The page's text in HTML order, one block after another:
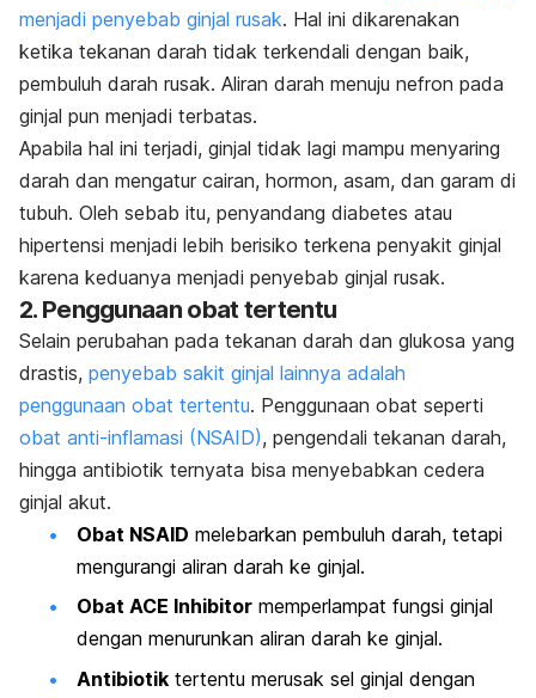
menjadi penyebab ginjal rusak. Hal ini dikarenakan
ketika tekanan darah tidak terkendali dengan baik,
pembuluh darah rusak. Aliran darah menuju nefron pada
ginjal pun menjadi terbatas.
Apabila hal ini terjadi, ginjal tidak lagi mampu menyaring
darah dan mengatur cairan, hormon, asam, dan garam di
tubuh. Oleh sebab itu, penyandang diabetes atau
hipertensi menjadi lebih berisiko terkena penyakit ginjal
karena keduanya menjadi penyebab ginjal rusak.
2. Penggunaan obat tertentu
Selain perubahan pada tekanan darah dan glukosa yang
drastis, penyebab sakit ginjal lainnya adalah
penggunaan obat tertentu. Penggunaan obat seperti
obat anti-inflamasi (NSAID), pengendali tekanan darah,
hingga antibiotik ternyata bisa menyebabkan cedera
ginjal akut.
Obat NSAID melebarkan pembuluh darah, tetapi
mengurangi aliran darah ke ginjal.
Obat ACE Inhibitor memperlampat fungsi ginjal
dengan menurunkan aliran darah ke ginjal.
Antibiotik tertentu merusak sel ginjal dengan